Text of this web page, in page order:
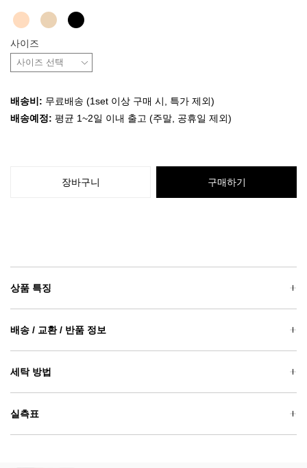
사이즈
배송비: 무료배송 (1set 이상 구매 시, 특가 제외)
배송예정: 평균 1~2일 이내 출고 (주말, 공휴일 제외)
장바구니 구매하기
상품 특징
배송 / 교환 / 반품 정보
세탁 방법
실측표